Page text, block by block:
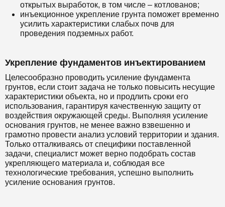
открытых выработок, в том числе – котлованов;
инъекционное укрепление грунта поможет временно
усилить характеристики слабых почв для
проведения подземных работ.
Укрепление фундаментов инъектированием
Целесообразно проводить усиление фундамента
грунтов, если стоит задача не только повысить несущие
характеристики объекта, но и продлить сроки его
использования, гарантируя качественную защиту от
воздействия окружающей среды. Выполняя усиление
основания грунтов, не менее важно взвешенно и
грамотно провести анализ условий территории и здания.
Только отталкиваясь от специфики поставленной
задачи, специалист может верно подобрать состав
укрепляющего материала и, соблюдая все
технологические требования, успешно выполнить
усиление основания грунтов.